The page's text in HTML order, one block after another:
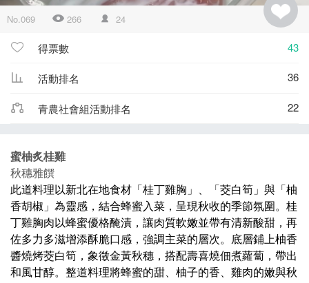
No.069 266 24
得票數 43
活動排名 36
青農社會組活動排名 22
蜜柚炙桂雞
秋穗雅饌
此道料理以新北在地食材「桂丁雞胸」、「茭白筍」與「柚
香胡椒」為靈感，結合蜂蜜入菜，呈現秋收的季節氛圍。桂
丁雞胸肉以蜂蜜優格醃漬，讓肉質軟嫩並帶有清新酸甜，再
佐多力多滋增添酥脆口感，強調主菜的層次。底層鋪上柚香
醬燒烤茭白筍，象徵金黃秋穗，搭配壽喜燒佃煮蘿蔔，帶出
和風甘醇。整道料理將蜂蜜的甜、柚子的香、雞肉的嫩與秋